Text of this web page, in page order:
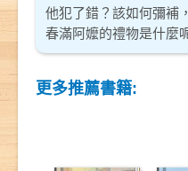
他犯了錯？該如何彌補
春滿阿嬤的禮物是什麼
更多推薦書籍: